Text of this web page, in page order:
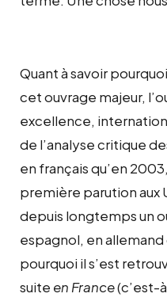
Quant à savoir pourquoi
cet ouvrage majeur,
excellence,
de l’analyse critique
en français qu’en
première parution aux
depuis longtemps un
espagnol, en
pourquoi il s’est
suite en France(c’est-